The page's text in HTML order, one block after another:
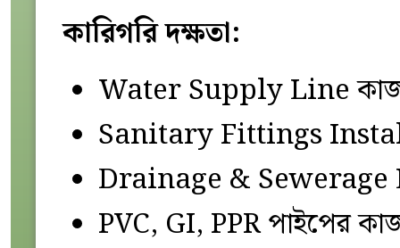
কারিগরি দক্ষতা:
Water Supply Line
Sanitary Fittings
Drainage &
PVC, GI, PPR পাইপের